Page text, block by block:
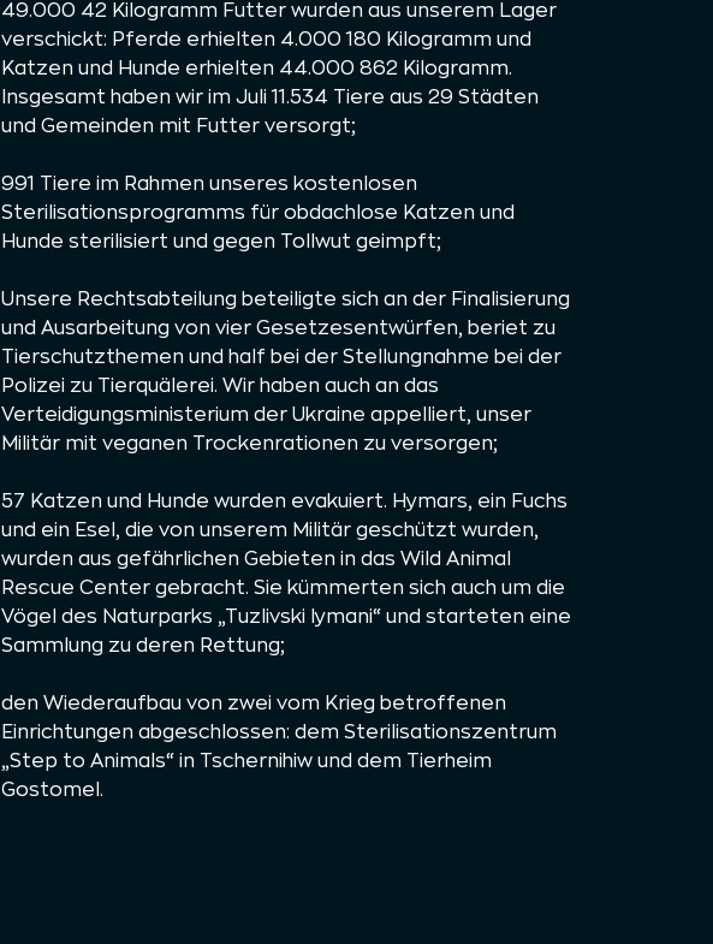
49.000 42 Kilogramm Futter wurden aus unserem Lager
verschickt: Pferde erhielten 4.000 180 Kilogramm und
Katzen und Hunde erhielten 44.000 862 Kilogramm.
Insgesamt haben wir im Juli 11.534 Tiere aus 29 Städten
und Gemeinden mit Futter versorgt;
991 Tiere im Rahmen unseres kostenlosen
Sterilisationsprogramms für obdachlose Katzen und
Hunde sterilisiert und gegen Tollwut geimpft;
Unsere Rechtsabteilung beteiligte sich an der Finalisierung
und Ausarbeitung von vier Gesetzesentwürfen, beriet zu
Tierschutzthemen und half bei der Stellungnahme bei der
Polizei zu Tierquälerei. Wir haben auch an das
Verteidigungsministerium der Ukraine appelliert, unser
Militär mit veganen Trockenrationen zu versorgen;
57 Katzen und Hunde wurden evakuiert. Hymars, ein Fuchs
und ein Esel, die von unserem Militär geschützt wurden,
wurden aus gefährlichen Gebieten in das Wild Animal
Rescue Center gebracht. Sie kümmerten sich auch um die
Vögel des Naturparks „Tuzlivski lymani“ und starteten eine
Sammlung zu deren Rettung;
den Wiederaufbau von zwei vom Krieg betroffenen
Einrichtungen abgeschlossen: dem Sterilisationszentrum
„Step to Animals“ in Tschernihiw und dem Tierheim
Gostomel.